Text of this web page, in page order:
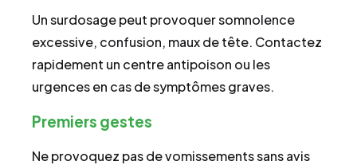
Un surdosage peut provoquer somnolence
excessive, confusion, maux de tête. Contactez
rapidement un centre antipoison ou les
urgences en cas de symptômes graves.
Premiers gestes
Ne provoquez pas de vomissements sans avis